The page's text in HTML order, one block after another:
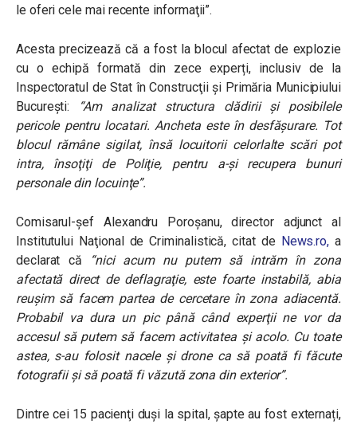
le oferi cele mai recente informaţii”.
Acesta precizează că a fost la blocul afectat de explozie
cu o echipă formată din zece experți, inclusiv de la
Inspectoratul de Stat în Construcţii şi Primăria Municipiului
Bucureşti:
“Am analizat structura clădirii şi posibilele
pericole pentru locatari. Ancheta este în desfăşurare. Tot
blocul rămâne sigilat, însă locuitorii celorlalte scări pot
intra, însoţiţi de Poliţie, pentru a-şi recupera bunuri
personale din locuinţe”.
Comisarul-şef Alexandru Poroşanu, director adjunct al
Institutului Naţional de Criminalistică, citat de News.ro, a
declarat că
“nici acum nu putem să intrăm în zona
afectată direct de deflagraţie, este foarte instabilă, abia
reuşim să facem partea de cercetare în zona adiacentă.
Probabil va dura un pic până când experţii ne vor da
accesul să putem să facem activitatea şi acolo. Cu toate
astea, s-au folosit nacele şi drone ca să poată fi făcute
fotografii şi să poată fi văzută zona din exterior”.
Dintre cei 15 pacienţi duși la spital, șapte au fost externați,